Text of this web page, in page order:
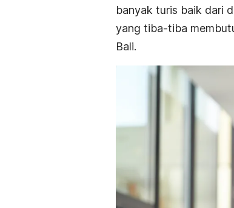
banyak turis baik dari
yang tiba-tiba
Bali.